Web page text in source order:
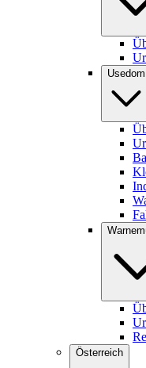
Usedom
Österreich